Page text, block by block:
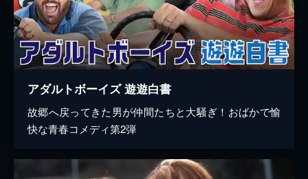
アダルトボーイズ 遊遊白書
故郷へ戻ってきた男が仲間たちと大騒ぎ！おばかで愉
快な青春コメディ第2弾